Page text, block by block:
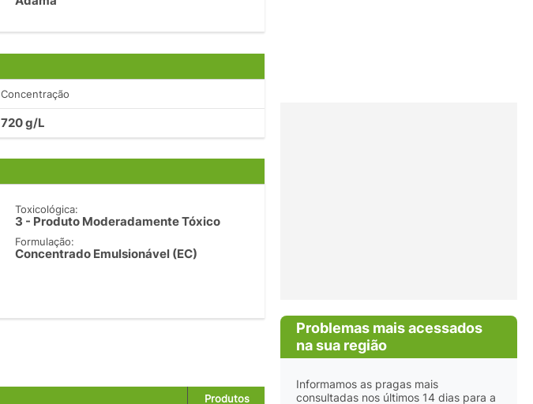
Concentração
720 g/L
Toxicológica:
3 - Produto Moderadamente Tóxico
Formulação:
Concentrado Emulsionável (EC)
Produtos
Problemas mais acessados
na sua região
Informamos as pragas mais
consultadas nos últimos 14 dias para a